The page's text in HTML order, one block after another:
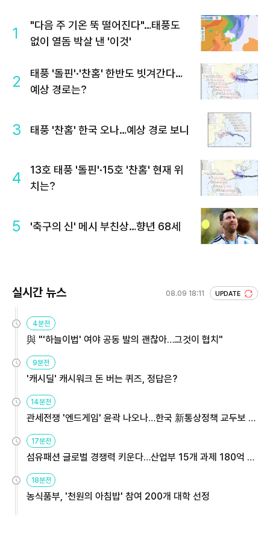
1
"다음 주 기온 뚝 떨어진다"…태풍도
없이 열돔 박살 낸 '이것'
2
태풍 '돌핀'·'찬홈' 한반도 빗겨간다…
예상 경로는?
3 태풍 '찬홈' 한국 오나…예상 경로 보니
4
13호 태풍 '돌핀'·15호 '찬홈' 현재 위
치는?
5 '축구의 신' 메시 부친상…향년 68세
실시간 뉴스 08.09 18:11 UPDATE
4분전
與 "'하늘이법' 여야 공동 발의 괜찮아…그것이 협치"
9분전
'캐시딜' 캐시워크 돈 버는 퀴즈, 정답은?
14분전
관세전쟁 '엔드게임' 윤곽 나오나…한국 新통상정책 교두보 활
용해야
17분전
섬유패션 글로벌 경쟁력 키운다…산업부 15개 과제 180억 지
원
18분전
농식품부, '천원의 아침밥' 참여 200개 대학 선정